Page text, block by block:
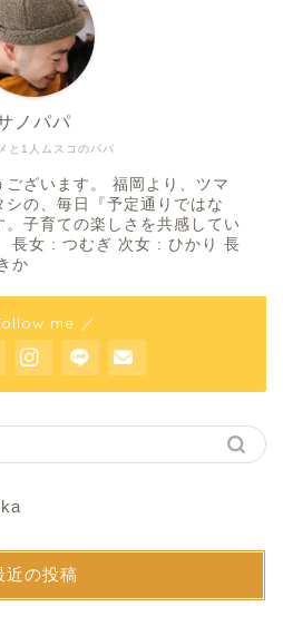
と1人ムスコのパパ
ノパパ
ざいます。 福岡より、ツマ
シの、毎日『予定通りではな
子育ての楽しさを共感してい
長女 : つむぎ 次女 : ひかり 長
か
me ／
近の投稿